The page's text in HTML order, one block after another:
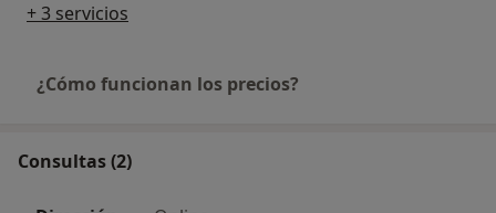
+ 3 servicios
¿Cómo funcionan los precios?
Consultas (2)